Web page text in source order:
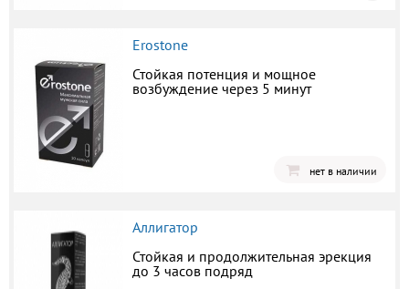
Erostone
Стойкая потенция и мощное
возбуждение через 5 минут
нет в наличии
Аллигатор
Стойкая и продолжительная эрекция
до 3 часов подряд